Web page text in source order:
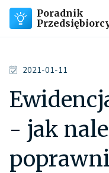
Poradnik
2021-01-11
- jak